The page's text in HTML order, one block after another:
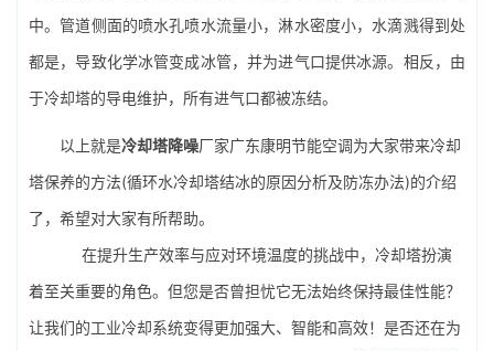
中。管道侧面的喷水孔喷水流量小，淋水密度小，水滴溅得到处
都是，导致化学冰管变成冰管，并为进气口提供冰源。相反，由
于冷却塔的导电维护，所有进气口都被冻结。
以上就是冷却塔降噪厂家广东康明节能空调为大家带来冷却
塔保养的方法(循环水冷却塔结冰的原因分析及防冻办法)的介绍
了，希望对大家有所帮助。
在提升生产效率与应对环境温度的挑战中，冷却塔扮演
着至关重要的角色。但您是否曾担忧它无法始终保持最佳性能？
让我们的工业冷却系统变得更加强大、智能和高效！是否还在为